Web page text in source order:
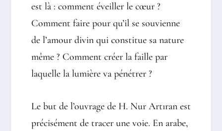
est là : comment éveiller le cœur ?
Comment faire pour qu’il se souvienne
de l’amour divin qui constitue sa nature
même ? Comment créer la faille par
laquelle la lumière va pénétrer ?
Le but de l’ouvrage de H. Nur Artıran est
précisément de tracer une voie. En arabe,